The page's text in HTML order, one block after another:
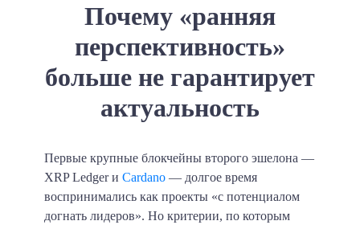
Почему «ранняя
перспективность»
больше не гарантирует
актуальность
Первые крупные блокчейны второго эшелона —
XRP Ledger и Cardano — долгое время
воспринимались как проекты «с потенциалом
догнать лидеров». Но критерии, по которым